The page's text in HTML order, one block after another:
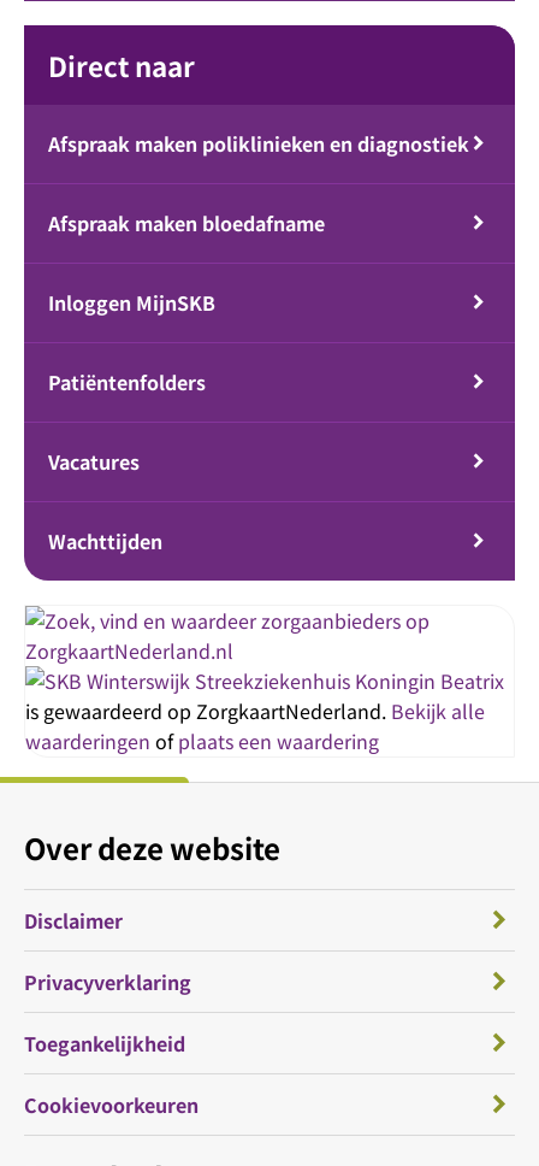
Direct naar
Afspraak maken poliklinieken en diagnostiek
Afspraak maken bloedafname
Inloggen MijnSKB
Patiëntenfolders
Vacatures
Wachttijden
Streekziekenhuis Koningin Beatrix
is gewaardeerd op ZorgkaartNederland. Bekijk alle
waarderingen ofplaats een waardering
Over deze website
Disclaimer
Privacyverklaring
Toegankelijkheid
Cookievoorkeuren